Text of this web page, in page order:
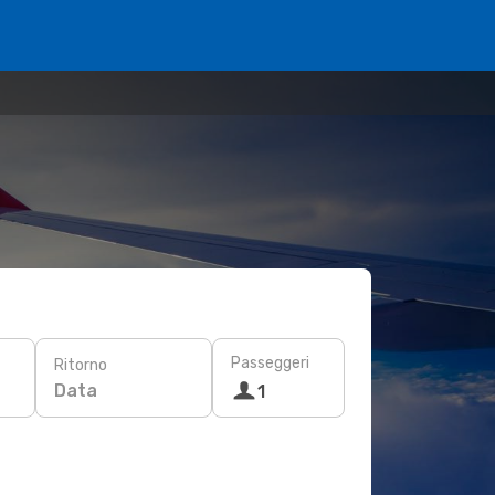
Ritorno
Data
Passeggeri
1